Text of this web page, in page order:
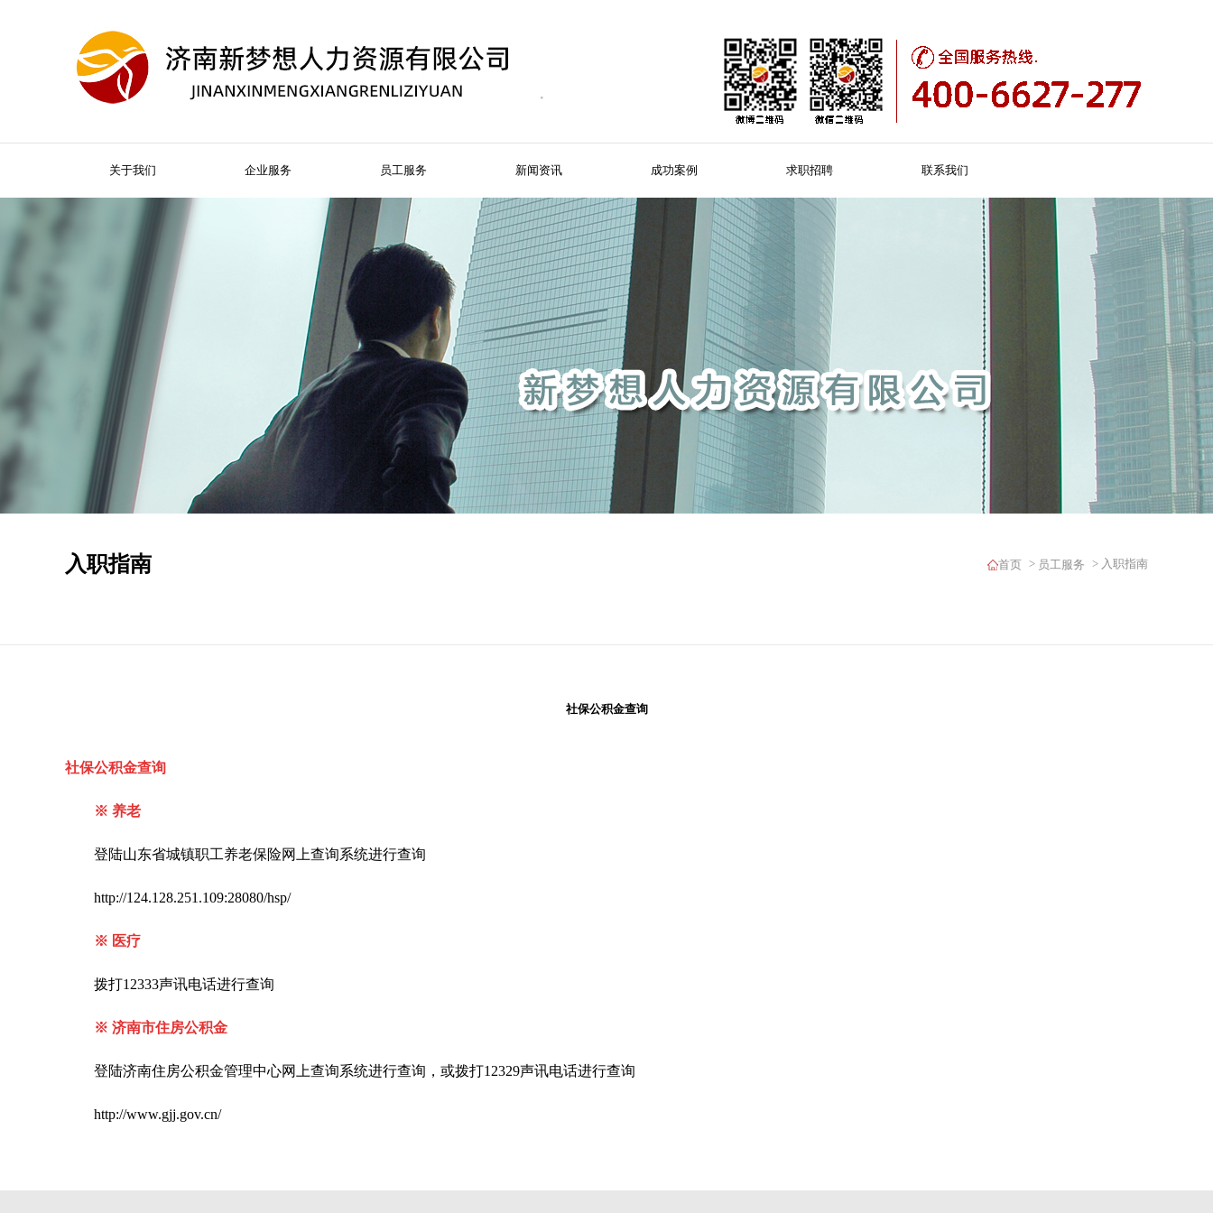
关于我们 企业服务 员工服务 新闻资讯 成功案例 求职招聘 联系我们
入职指南 首页 > 员工服务 > 入职指南
社保公积金查询
社保公积金查询
※ 养老
登陆山东省城镇职工养老保险网上查询系统进行查询
http://124.128.251.109:28080/hsp/
※ 医疗
拨打12333声讯电话进行查询
※ 济南市住房公积金
登陆济南住房公积金管理中心网上查询系统进行查询，或拨打12329声讯电话进行查询
http://www.gjj.gov.cn/